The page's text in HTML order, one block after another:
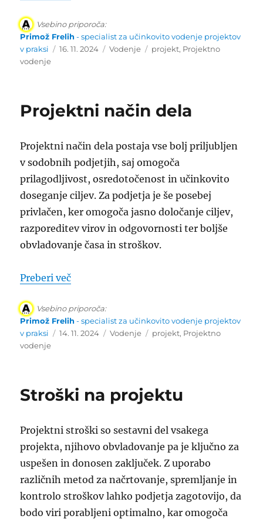
Vsebino priporoča:
Primož Frelih- specialist za učinkovito vodenje projektov
v praksi
Objavljeno
16. 11. 2024 Kategorije
Vodenje Oznake
projekt, Projektno
vodenje
Projektni način dela
Projektni način dela postaja vse bolj priljubljen
v sodobnih podjetjih, saj omogoča
prilagodljivost, osredotočenost in učinkovito
doseganje ciljev. Za podjetja je še posebej
privlačen, ker omogoča jasno določanje ciljev,
razporeditev virov in odgovornosti ter boljše
obvladovanje časa in stroškov.
Preberi več“Projektni način dela”
Vsebino priporoča:
Primož Frelih- specialist za učinkovito vodenje projektov
v praksi
Objavljeno
14. 11. 2024 Kategorije
Vodenje Oznake
projekt, Projektno
vodenje
Stroški na projektu
Projektni stroški so sestavni del vsakega
projekta, njihovo obvladovanje pa je ključno za
uspešen in donosen zaključek. Z uporabo
različnih metod za načrtovanje, spremljanje in
kontrolo stroškov lahko podjetja zagotovijo, da
bodo viri porabljeni optimalno, kar omogoča